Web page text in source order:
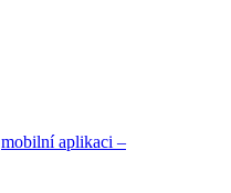
mobilní aplikaci –